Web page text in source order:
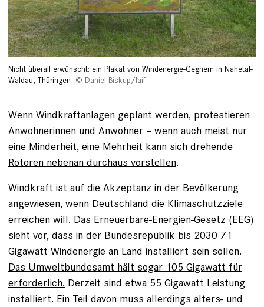
Nicht überall erwünscht: ein Plakat von Windenergie-Gegnern in Nahetal-
Waldau, Thüringen
Daniel Biskup/laif
Wenn Windkraftanlagen geplant werden, protestieren
Anwohnerinnen und Anwohner – wenn auch meist nur
eine Minderheit, eine Mehrheit kann sich drehende
Rotoren nebenan durchaus vorstellen.
Windkraft ist auf die Akzeptanz in der Bevölkerung
angewiesen, wenn Deutschland die Klimaschutzziele
erreichen will. Das Erneuerbare-Energien-Gesetz (EEG)
sieht vor, dass in der Bundesrepublik bis 2030 71
Gigawatt Windenergie an Land installiert sein sollen.
Das Umweltbundesamt hält sogar⁠ 105 Gigawatt für
erforderlich. Derzeit sind etwa 55 Gigawatt Leistung
installiert. Ein Teil davon muss allerdings alters- und